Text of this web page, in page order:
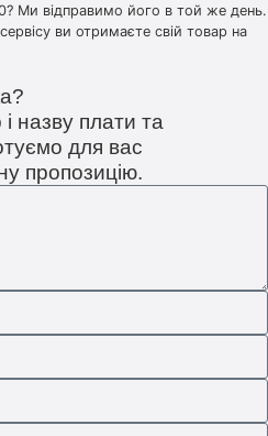
Ми відправимо його в той же день.
ви отримаєте свій товар на
назву плати та
для вас
пропозицію.